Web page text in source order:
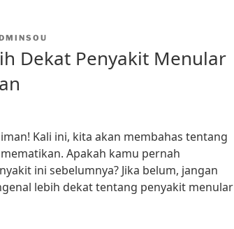
Dekat Penyakit Menular
Kali ini, kita akan membahas tentang
Apakah kamu pernah
ini sebelumnya? Jika belum, jangan
lebih dekat tentang penyakit menular